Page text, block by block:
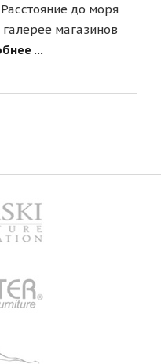
до моря
магазинов
...